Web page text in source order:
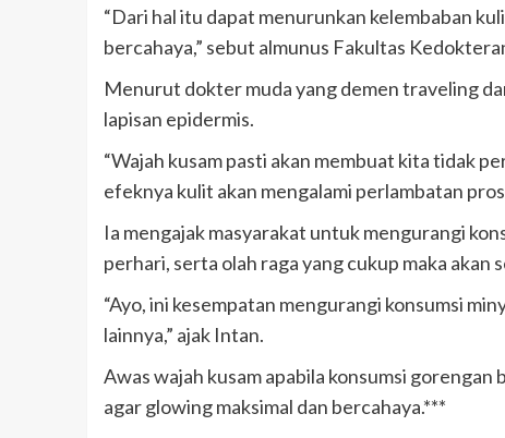
“Dari hal itu dapat menurunkan kelembaban
bercahaya,” sebut almunus Fakultas
Menurut dokter muda yang demen traveling
lapisan epidermis.
“Wajah kusam pasti akan membuat kita tidak
efeknya kulit akan mengalami perlambatan
Ia mengajak masyarakat untuk mengurangi
perhari, serta olah raga yang cukup maka
“Ayo, ini kesempatan mengurangi konsumsi
lainnya,” ajak Intan.
Awas wajah kusam apabila konsumsi
agar glowing maksimal dan bercahaya.***